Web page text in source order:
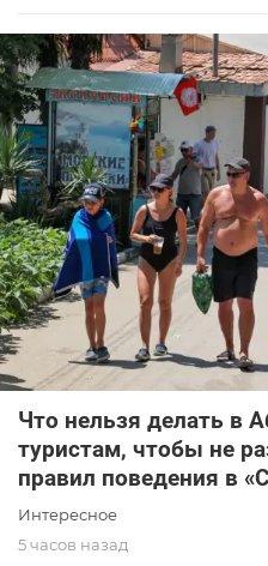
Что нельзя делать в
туристам, чтобы не
правил поведения в
Интересное
5 часов назад